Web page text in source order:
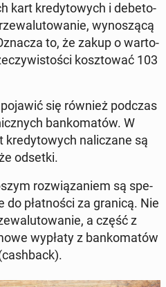
kart kre­dy­to­wych i de­be­to­
wy­no­szą­cą
to, że zakup o war­to­
kosz­to­wać 103
się również podczas
ban­ko­ma­tów. W
kre­dy­to­wych na­li­cza­ne są
odsetki.
roz­wią­za­niem są spe­
płat­no­ści za granicą. Nie
a część z
wypłaty z ban­ko­ma­tów